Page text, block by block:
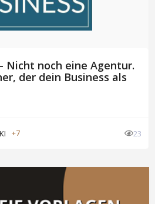
Nicht noch eine Agentur.
der dein Business als
+7 23